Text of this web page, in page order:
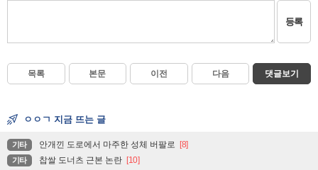
등록
목록 본문 이전 다음 댓글보기
ㅇㅇㄱ 지금 뜨는 글
기타 안개낀 도로에서 마주한 성체 버팔로 [8]
기타 찹쌀 도너츠 근본 논란 [10]